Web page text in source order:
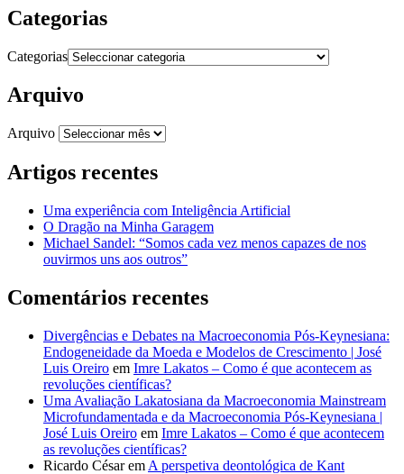
Categorias
Categorias
Arquivo
Arquivo
Artigos recentes
Uma experiência com Inteligência Artificial
O Dragão na Minha Garagem
Michael Sandel: “Somos cada vez menos capazes de nos
ouvirmos uns aos outros”
Comentários recentes
Divergências e Debates na Macroeconomia Pós-Keynesiana:
Endogeneidade da Moeda e Modelos de Crescimento | José
Luis Oreiro em Imre Lakatos – Como é que acontecem as
revoluções científicas?
Uma Avaliação Lakatosiana da Macroeconomia Mainstream
Microfundamentada e da Macroeconomia Pós-Keynesiana |
José Luis Oreiro em Imre Lakatos – Como é que acontecem
as revoluções científicas?
Ricardo Césarem A perspetiva deontológica de Kant